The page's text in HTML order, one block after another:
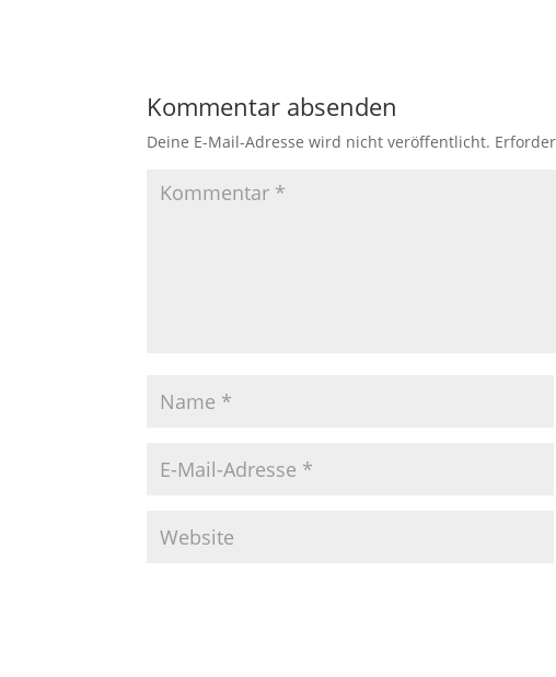
Kommentar absenden
Deine E-Mail-Adresse wird nicht veröffentlicht.